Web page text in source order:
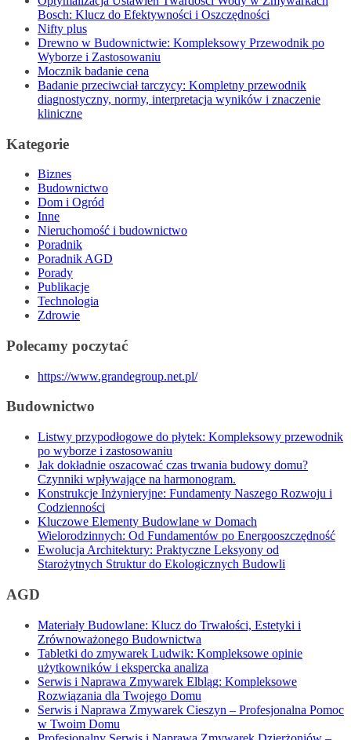
Bosch: Klucz do Efektywności i Oszczędności
Nifty plus
Drewno w Budownictwie: Kompleksowy Przewodnik po
Wyborze i Zastosowaniu
Mocznik badanie cena
Badanie przeciwciał tarczycy: Kompletny przewodnik
diagnostyczny, normy, interpretacja wyników i znaczenie
kliniczne
Kategorie
Biznes
Budownictwo
Dom i Ogród
Inne
Nieruchomość i budownictwo
Poradnik
Poradnik AGD
Porady
Publikacje
Technologia
Zdrowie
Polecamy poczytać
https://www.grandegroup.net.pl/
Budownictwo
Listwy przypodłogowe do płytek: Kompleksowy przewodnik
po wyborze i zastosowaniu
Jak dokładnie oszacować czas trwania budowy domu?
Czynniki wpływające na harmonogram.
Konstrukcje Inżynieryjne: Fundamenty Naszego Rozwoju i
Codzienności
Kluczowe Elementy Budowlane w Domach
Wielorodzinnych: Od Fundamentów po Energooszczędność
Ewolucja Architektury: Praktyczne Leksyony od
Starożytnych Struktur do Ekologicznych Budowli
AGD
Materiały Budowlane: Klucz do Trwałości, Estetyki i
Zrównoważonego Budownictwa
Tabletki do zmywarek Ludwik: Kompleksowe opinie
użytkowników i ekspercka analiza
Serwis i Naprawa Zmywarek Elbląg: Kompleksowe
Rozwiązania dla Twojego Domu
Serwis i Naprawa Zmywarek Cieszyn – Profesjonalna Pomoc
w Twoim Domu